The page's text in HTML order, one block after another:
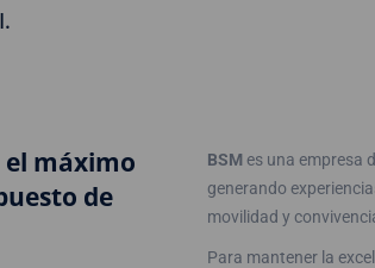
el máximo
de
BSMes una empresa
generando
movilidad y
Para mantener la